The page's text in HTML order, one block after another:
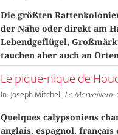
Die größten
der Nähe oder direkt am
Lebendgeflügel,
tauchen aber auch an
Le pique-nique de
In: Joseph Mitchell,Le Merveilleux
Quelques calypsoniens
anglais, espagnol,